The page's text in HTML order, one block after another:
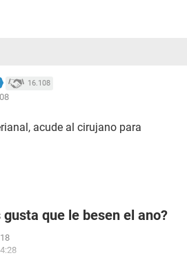
16.108
acude al cirujano para
que le besen el ano?